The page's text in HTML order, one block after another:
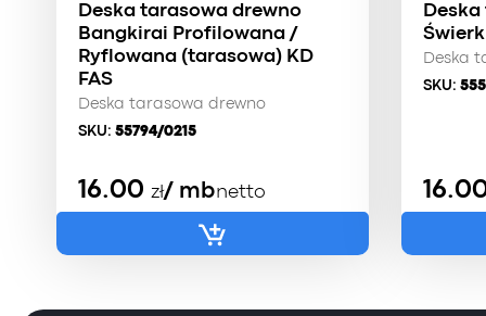
Deska tarasowa drewno
Bangkirai Profilowana /
Ryflowana (tarasowa) KD
FAS
Deska tarasowa drewno
SKU: 55794/0215
16.00 zł/ mbnetto
Świerk
Deska
SKU: